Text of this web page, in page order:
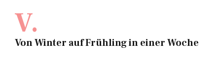
V.
Von Winter auf Frühling in einer Woche